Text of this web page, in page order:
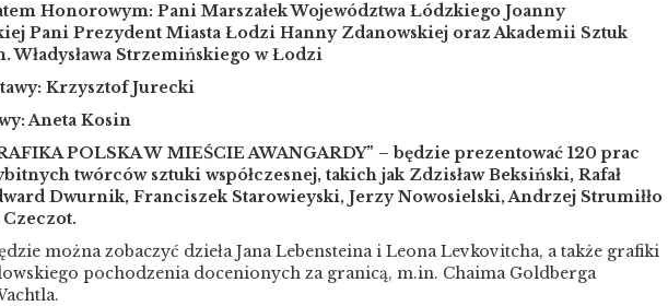
Honorowym: Pani Marszałek Województwa Łódzkiego Joanny
Pani Prezydent Miasta Łodzi Hanny Zdanowskiej oraz Akademii Sztuk
Władysława Strzemińskiego w Łodzi
Krzysztof Jurecki
Aneta Kosin
POLSKA W MIEŚCIE AWANGARDY” – będzie prezentować 120 prac
twórców sztuki współczesnej, takich jak Zdzisław Beksiński, Rafał
Dwurnik, Franciszek Starowieyski, Jerzy Nowosielski, Andrzej Strumiłło
można zobaczyć dzieła Jana Lebensteina i Leona Levkovitcha, a także grafiki
pochodzenia docenionych za granicą, m.in. Chaima Goldberga